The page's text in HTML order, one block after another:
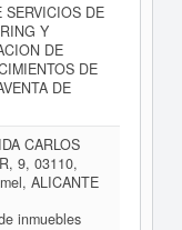
SERVICIOS DE
Y
DE
DE
DE
CARLOS
9, 03110,
ALICANTE
inmuebles